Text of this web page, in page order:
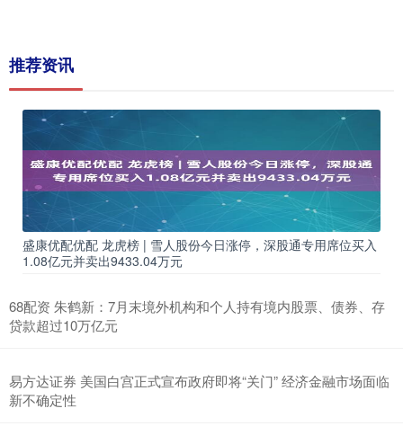
推荐资讯
盛康优配优配 龙虎榜 | 雪人股份今日涨停，深股通专用席位买入
1.08亿元并卖出9433.04万元
68配资 朱鹤新：7月末境外机构和个人持有境内股票、债券、存
贷款超过10万亿元
易方达证券 美国白宫正式宣布政府即将“关门” 经济金融市场面临
新不确定性